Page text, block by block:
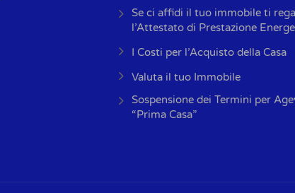
Se ci affidi il tuo immobile ti
l’Attestato di Prestazione
I Costi per l’Acquisto della Casa
Valuta il tuo Immobile
Sospensione dei Termini per
“Prima Casa”